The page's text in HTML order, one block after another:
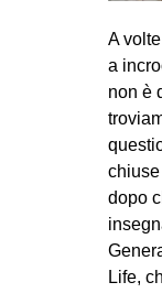
A
a
non è
dopo
Life,